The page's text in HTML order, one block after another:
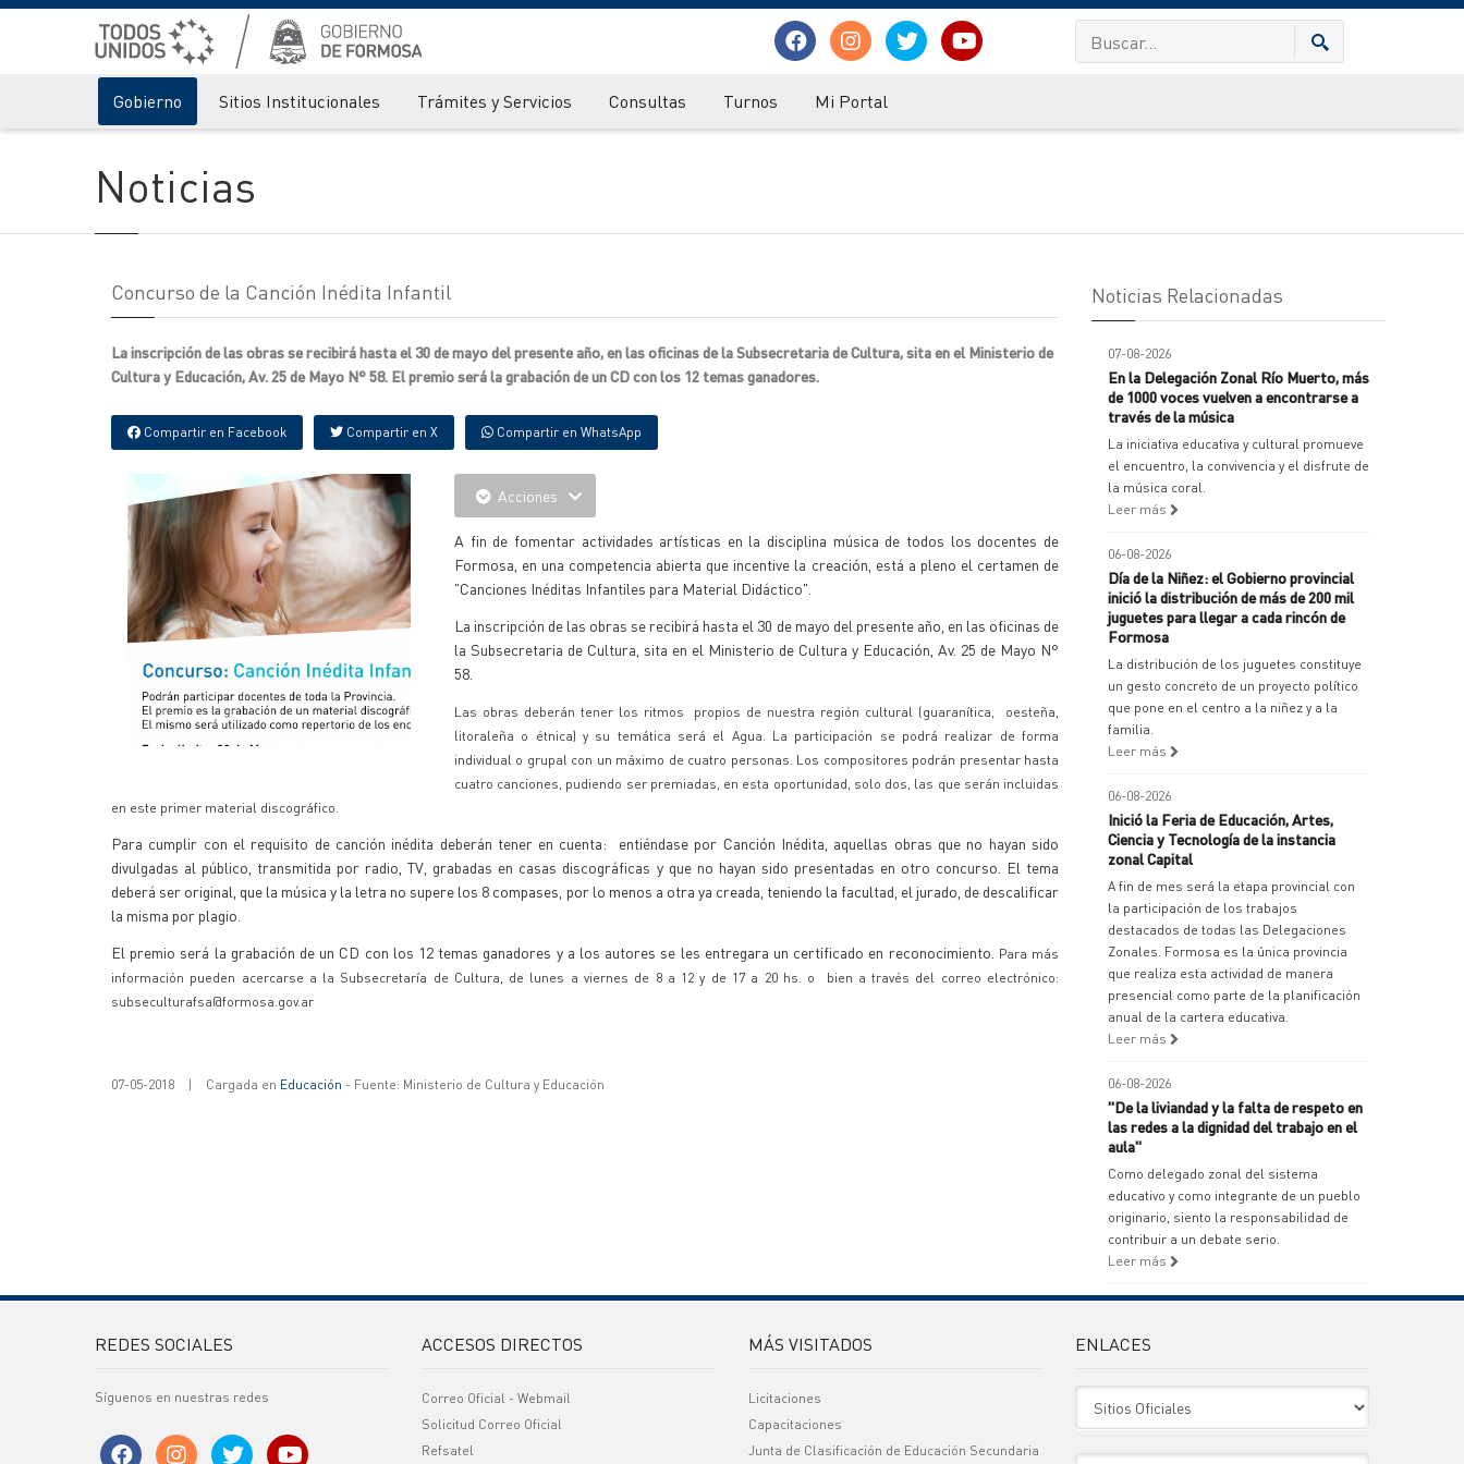
Gobierno Sitios Institucionales Trámites y Servicios Consultas Turnos Mi Portal
Noticias
Concurso de la Canción Inédita Infantil
La inscripción de las obras se recibirá hasta el 30 de mayo del presente año, en las oficinas de la Subsecretaria de Cultura, sita en el Ministerio de
Cultura y Educación, Av. 25 de Mayo N° 58. El premio será la grabación de un CD con los 12 temas ganadores.
Compartir en Facebook Compartir en X Compartir en WhatsApp
Acciones
A fin de fomentar actividades artísticas en la disciplina música de todos los docentes de
Formosa, en una competencia abierta que incentive la creación, está a pleno el certamen de
"Canciones Inéditas Infantiles para Material Didáctico".
La inscripción de las obras se recibirá hasta el 30 de mayo del presente año, en las oficinas de
la Subsecretaria de Cultura, sita en el Ministerio de Cultura y Educación, Av. 25 de Mayo N°
58.
Las obras deberán tener los ritmos propios de nuestra región cultural (guaranítica, oesteña,
litoraleña o étnica) y su temática será el Agua. La participación se podrá realizar de forma
individual o grupal con un máximo de cuatro personas. Los compositores podrán presentar hasta
cuatro canciones, pudiendo ser premiadas, en esta oportunidad, solo dos, las que serán incluidas
en este primer material discográfico.
Para cumplir con el requisito de canción inédita deberán tener en cuenta: entiéndase por Canción Inédita, aquellas obras que no hayan sido
divulgadas al público, transmitida por radio, TV, grabadas en casas discográficas y que no hayan sido presentadas en otro concurso. El tema
deberá ser original, que la música y la letra no supere los 8 compases, por lo menos a otra ya creada, teniendo la facultad, el jurado, de descalificar
la misma por plagio.
El premio será la grabación de un CD con los 12 temas ganadores y a los autores se les entregara un certificado en reconocimiento. Para más
información pueden acercarse a la Subsecretaría de Cultura, de lunes a viernes de 8 a 12 y de 17 a 20 hs. o bien a través del correo electrónico:
subseculturafsa@formosa.gov.ar
07-05-2018 | Cargada en Educación - Fuente: Ministerio de Cultura y Educación
Noticias Relacionadas
07-08-2026
En la Delegación Zonal Río Muerto, más
de 1000 voces vuelven a encontrarse a
través de la música
La iniciativa educativa y cultural promueve
el encuentro, la convivencia y el disfrute de
la música coral.
Leer más
06-08-2026
Día de la Niñez: el Gobierno provincial
inició la distribución de más de 200 mil
juguetes para llegar a cada rincón de
Formosa
La distribución de los juguetes constituye
un gesto concreto de un proyecto político
que pone en el centro a la niñez y a la
familia.
Leer más
06-08-2026
Inició la Feria de Educación, Artes,
Ciencia y Tecnología de la instancia
zonal Capital
A fin de mes será la etapa provincial con
la participación de los trabajos
destacados de todas las Delegaciones
Zonales. Formosa es la única provincia
que realiza esta actividad de manera
presencial como parte de la planificación
anual de la cartera educativa.
Leer más
06-08-2026
"De la liviandad y la falta de respeto en
las redes a la dignidad del trabajo en el
aula"
Como delegado zonal del sistema
educativo y como integrante de un pueblo
originario, siento la responsabilidad de
contribuir a un debate serio.
Leer más
REDES SOCIALES
Síguenos en nuestras redes
ACCESOS DIRECTOS
Correo Oficial - Webmail
Solicitud Correo Oficial
Refsatel
MÁS VISITADOS
Licitaciones
Capacitaciones
Junta de Clasificación de Educación Secundaria
ENLACES